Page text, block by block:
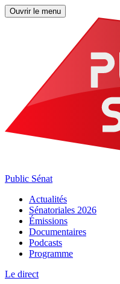
Ouvrir le menu
Public Sénat
Actualités
Sénatoriales 2026
Émissions
Documentaires
Podcasts
Programme
Le direct